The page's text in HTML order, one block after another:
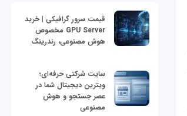
قیمت سرور گرافیکی | خرید
GPU Server مخصوص
هوش مصنوعی، رندرینگ
سایت شرکتی حرفه‌ای؛
ویترین دیجیتال شما در
عصر جستجو و هوش
مصنوعی